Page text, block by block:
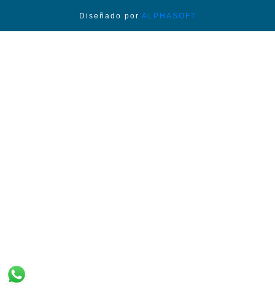
Diseñado por ALPHASOFT